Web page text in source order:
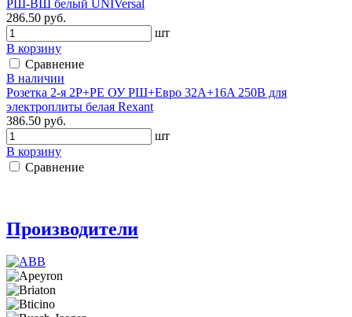
РШ-ВШ белый UNIVersal
286.50 руб.
шт
В корзину
Сравнение
В наличии
Розетка 2-я 2Р+РЕ ОУ РШ+Евро 32А+16A 250В для
электроплиты белая Rexant
386.50 руб.
шт
В корзину
Сравнение
Производители